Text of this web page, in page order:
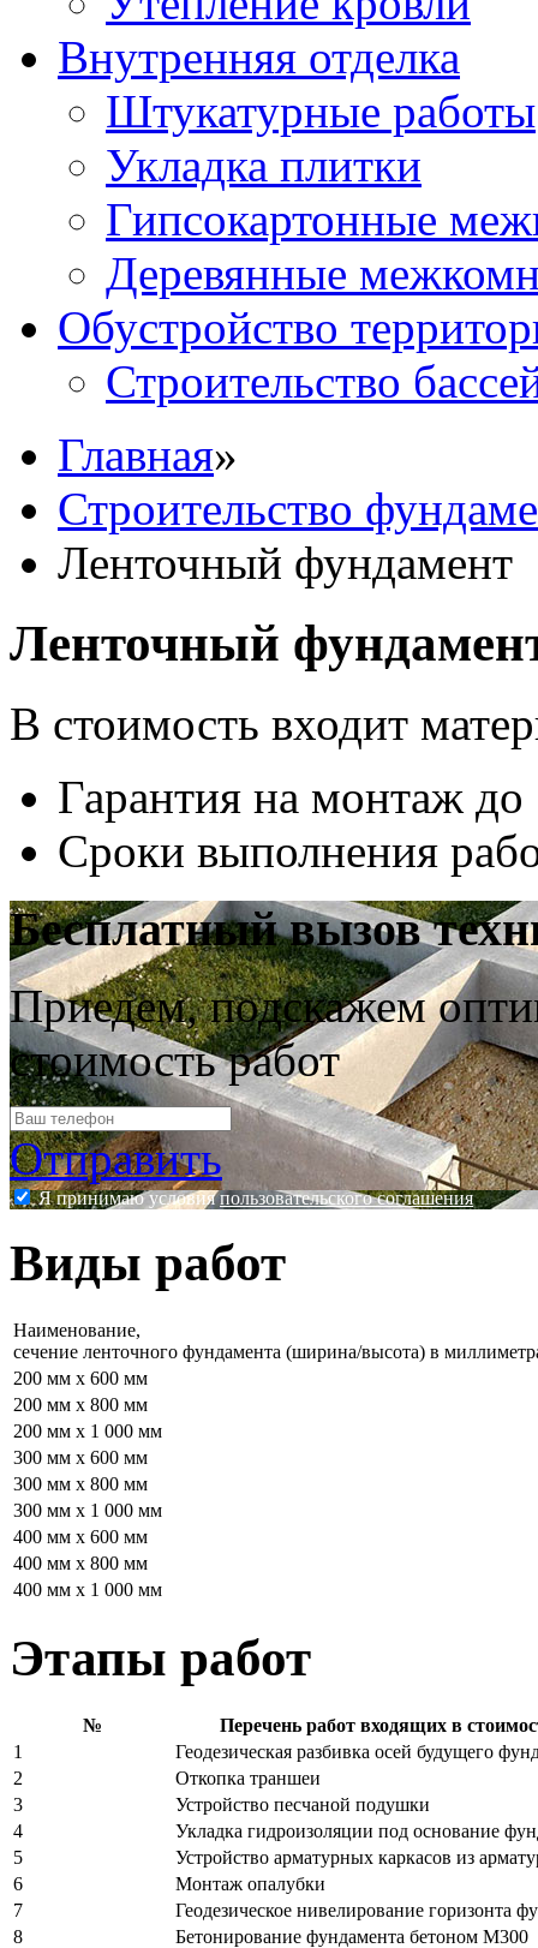
Внутренняя отделка
Штукатурные работы
Укладка плитки
Гипсокартонные
Деревянные
Обустройство
Строительство
Главная»
Строительство
Ленточный фундамент
Ленточный
В стоимость входит
Гарантия на монтаж до
Сроки выполнения
Бесплатный вызов
Приедем, подскажем
стоимость работ
Отправить
Я принимаю условияпользовательского соглашения
Виды работ
Наименование,
сечение ленточного фундамента (ширина/высота) в
200 мм x 600 мм
200 мм x 800 мм
200 мм x 1 000 мм
300 мм x 600 мм
300 мм x 800 мм
300 мм x 1 000 мм
400 мм x 600 мм
400 мм x 800 мм
400 мм x 1 000 мм
Этапы работ
№
Перечень работ входящих в
1
Геодезическая разбивка осей будущего
2
Откопка траншеи
3
Устройство песчаной подушки
4
Укладка гидроизоляции под основание
5
Устройство арматурных каркасов из
6
Монтаж опалубки
7
Геодезическое нивелирование горизонта
8
Бетонирование фундамента бетоном М300